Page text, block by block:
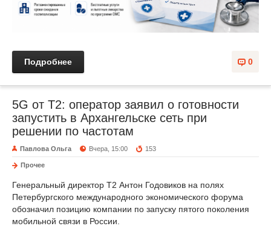
0
Подробнее
5G от Т2: оператор заявил о готовности
запустить в Архангельске сеть при
решении по частотам
Павлова Ольга Вчера, 15:00 153
Прочее
Генеральный директор Т2 Антон Годовиков на полях
Петербургского международного экономического форума
обозначил позицию компании по запуску пятого поколения
мобильной связи в России.